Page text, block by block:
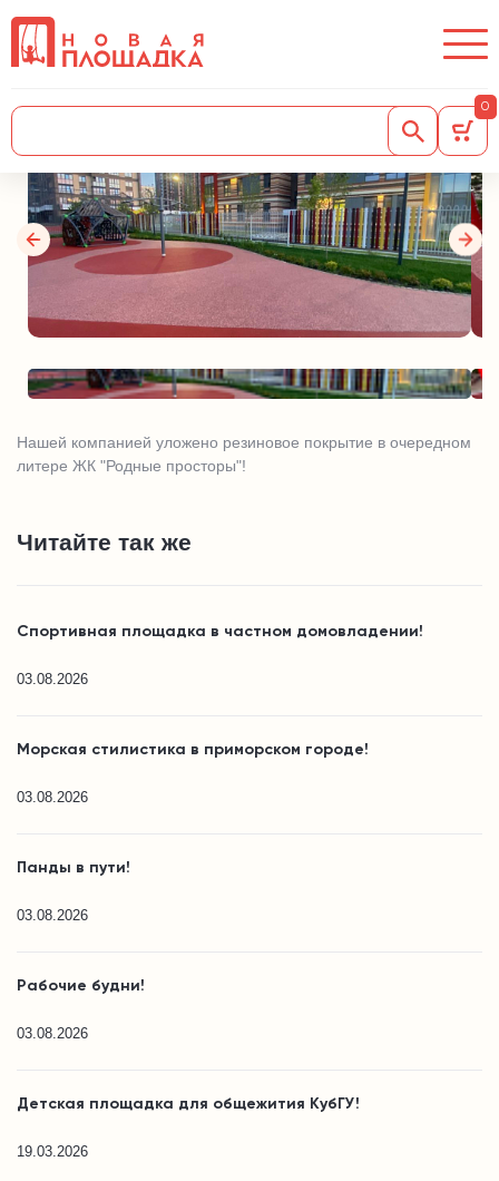
0
Очередные площадки в ЖК
"Родные просторы"!
10.06.2024
Нашей компанией уложено резиновое покрытие в очередном
литере ЖК "Родные просторы"!
Читайте так же
Спортивная площадка в частном домовладении!
03.08.2026
Морская стилистика в приморском городе!
03.08.2026
Панды в пути!
03.08.2026
Рабочие будни!
03.08.2026
Детская площадка для общежития КубГУ!
19.03.2026